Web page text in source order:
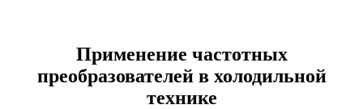
Применение частотных
преобразователей в холодильной
технике